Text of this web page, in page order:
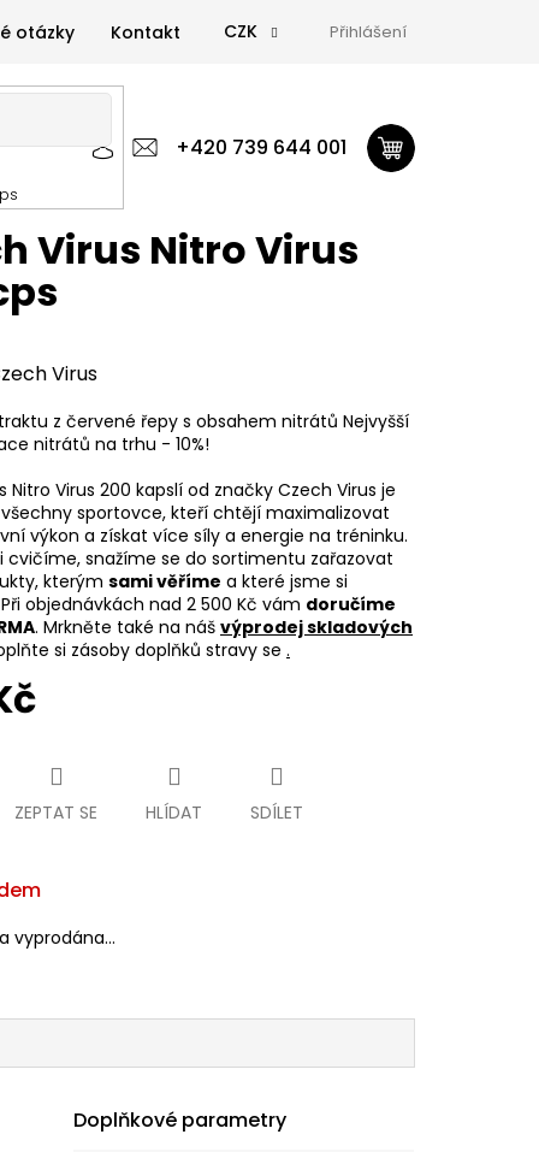
otázky Kontakt CZK Přihlášení
+420 739 644 001
Zdravá výživa Doplňky GymTime Magazín
Doplňky
vyprodána…
z červené řepy s obsahem nitrátů Nejvyšší
nitrátů na trhu - 10%!
Nitro Virus 200 kapslí od značky Czech Virus je
sportovce, kteří chtějí maximalizovat
výkon a získat více síly a energie na tréninku.
cvičíme, snažíme se do sortimentu zařazovat
kterým sami věříme a které jsme si
objednávkách nad 2 500 Kč vám doručíme
. Mrkněte také na náš výprodej skladových
si zásoby doplňků stravy se .
ZEPTAT SE HLÍDAT SDÍLET
Virus Nitro Virus
Virus
Doplňkové parametry